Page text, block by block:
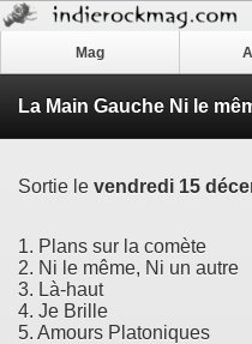
Mag
La Main Gauche Ni le
Sortie le vendredi 15
1. Plans sur la comète
2. Ni le même, Ni un autre
3. Là-haut
4. Je Brille
5. Amours Platoniques